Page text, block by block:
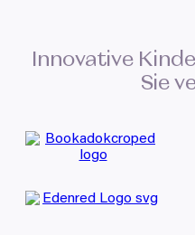
Innovative
Sie